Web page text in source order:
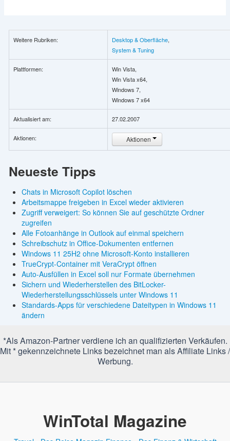
Weitere Rubriken: Desktop & Oberfläche,
System & Tuning
Plattformen:
Win Vista,
Win Vista x64,
Windows 7,
Windows 7 x64
Aktualisiert am: 27.02.2007
Aktionen: Aktionen
Neueste Tipps
Chats in Microsoft Copilot löschen
Arbeitsmappe freigeben in Excel wieder aktivieren
Zugriff verweigert: So können Sie auf geschützte Ordner
zugreifen
Alle Fotoanhänge in Outlook auf einmal speichern
Schreibschutz in Office-Dokumenten entfernen
Windows 11 25H2 ohne Microsoft-Konto installieren
TrueCrypt-Container mit VeraCrypt öffnen
Auto-Ausfüllen in Excel soll nur Formate übernehmen
Sichern und Wiederherstellen des BitLocker-
Wiederherstellungsschlüssels unter Windows 11
Standards-Apps für verschiedene Dateitypen in Windows 11
ändern
*Als Amazon-Partner verdiene ich an qualifizierten Verkäufen.
Mit * gekennzeichnete Links bezeichnet man als Affiliate Links /
Werbung.
WinTotal Magazine